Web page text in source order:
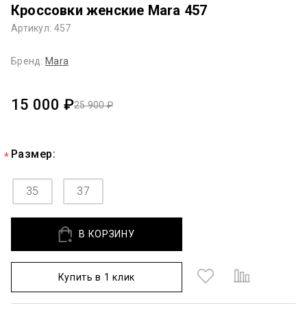
Кроссовки женские Mara 457
Артикул: 457
Бренд: Mara
25 900 ₽
15 000 ₽
Размер:
35 37
В КОРЗИНУ
Купить в 1 клик